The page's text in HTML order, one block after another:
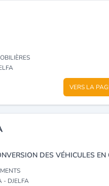
VERS LA
DES VÉHICULES EN
- DJELFA